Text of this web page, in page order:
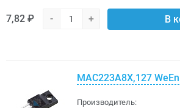
7,82 ₽ - + В
MAC223A8X,127 WeEn
Производитель: